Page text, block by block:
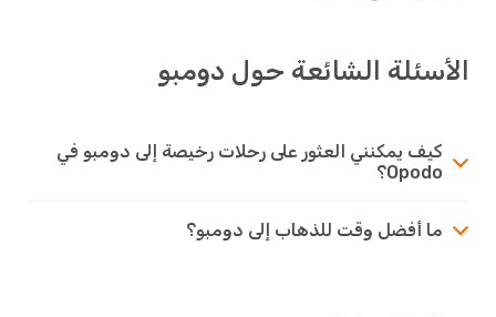
الأسئلة الشائعة حول دومبو
كيف يمكنني العثور على رحلات رخيصة إلى دومبو في
Opodo؟
ما أفضل وقت للذهاب إلى دومبو؟